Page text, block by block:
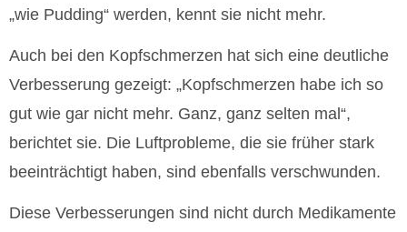
„wie Pudding“ werden, kennt sie nicht mehr.
Auch bei den Kopfschmerzen hat sich eine deutliche
Verbesserung gezeigt: „Kopfschmerzen habe ich so
gut wie gar nicht mehr. Ganz, ganz selten mal“,
berichtet sie. Die Luftprobleme, die sie früher stark
beeinträchtigt haben, sind ebenfalls verschwunden.
Diese Verbesserungen sind nicht durch Medikamente